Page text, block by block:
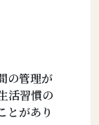
の管理が
活習慣の
とがあり